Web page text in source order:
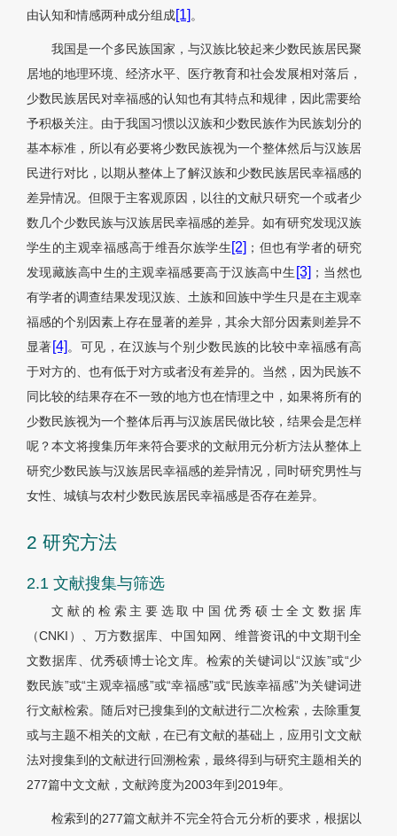
由认知和情感两种成分组成[1]。
我国是一个多民族国家，与汉族比较起来少数民族居民聚
居地的地理环境、经济水平、医疗教育和社会发展相对落后，
少数民族居民对幸福感的认知也有其特点和规律，因此需要给
予积极关注。由于我国习惯以汉族和少数民族作为民族划分的
基本标准，所以有必要将少数民族视为一个整体然后与汉族居
民进行对比，以期从整体上了解汉族和少数民族居民幸福感的
差异情况。但限于主客观原因，以往的文献只研究一个或者少
数几个少数民族与汉族居民幸福感的差异。如有研究发现汉族
学生的主观幸福感高于维吾尔族学生[2] ；但也有学者的研究
发现藏族高中生的主观幸福感要高于汉族高中生 [3] ；当然也
有学者的调查结果发现汉族、土族和回族中学生只是在主观幸
福感的个别因素上存在显著的差异，其余大部分因素则差异不
显著[4]。可见，在汉族与个别少数民族的比较中幸福感有高
于对方的、也有低于对方或者没有差异的。当然，因为民族不
同比较的结果存在不一致的地方也在情理之中，如果将所有的
少数民族视为一个整体后再与汉族居民做比较，结果会是怎样
呢？本文将搜集历年来符合要求的文献用元分析方法从整体上
研究少数民族与汉族居民幸福感的差异情况，同时研究男性与
女性、城镇与农村少数民族居民幸福感是否存在差异。
2 研究方法
2.1 文献搜集与筛选
文献的检索主要选取中国优秀硕士全文数据库
（CNKI）、万方数据库、中国知网、维普资讯的中文期刊全
文数据库、优秀硕博士论文库。检索的关键词以“汉族”或“少
数民族”或“主观幸福感”或“幸福感”或“民族幸福感”为关键词进
行文献检索。随后对已搜集到的文献进行二次检索，去除重复
或与主题不相关的文献，在已有文献的基础上，应用引文文献
法对搜集到的文献进行回溯检索，最终得到与研究主题相关的
277篇中文文献，文献跨度为2003年到2019年。
检索到的277篇文献并不完全符合元分析的要求，根据以